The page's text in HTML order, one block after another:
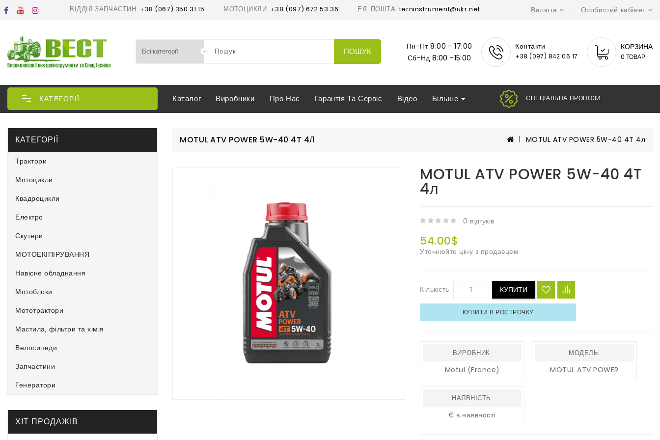
ВІДДІЛ ЗАПЧАСТИН: +38 (067) 350 31 15 МОТОЦИКЛИ: +38 (097) 672 53 36 ЕЛ. ПОШТА:terninstrument@ukr.net Валюта Особистий кабінет
ПОШУК
Пн-Пт 8:00 - 17:00
Сб-Нд 8:00 -15:00
Контакти
+38 (097) 842 06 17
КОРЗИНА
0 ТОВАР
КАТЕГОРІЇ Каталог Виробники Про Нас Гарантія Та Сервіс Відео Більше СПЕЦІАЛЬНА ПРО
КАТЕГОРІЇ
Трактори
Мотоцикли
Квадроцикли
Електро
Скутери
МОТОЕКІПІРУВАННЯ
Навісне обладнання
Мотоблоки
Мототрактори
Мастила, фільтри та хімія
Велосипеди
Запчастини
Генератори
ХІТ ПРОДАЖІВ
MOTUL ATV POWER 5W-40 4T 4Л MOTUL ATV POWER 5W-40 4T 4л
MOTUL ATV POWER 5W-40 4T
4л
0 відгуків
54.00$
Уточнюйте ціну з продавцем
Кількість КУПИТИ
КУПИТИ В РОСТРОЧКУ
ВИРОБНИК:
Motul (France)
МОДЕЛЬ:
MOTUL ATV POWER
НАЯВНІСТЬ:
Є в наявності